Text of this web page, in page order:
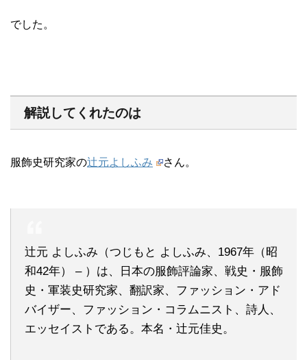
でした。
解説してくれたのは
服飾史研究家の辻元よしふみ さん。
辻元 よしふみ（つじもと よしふみ、1967年（昭
和42年） – ）は、日本の服飾評論家、戦史・服飾
史・軍装史研究家、翻訳家、ファッション・アド
バイザー、ファッション・コラムニスト、詩人、
エッセイストである。本名・辻元佳史。